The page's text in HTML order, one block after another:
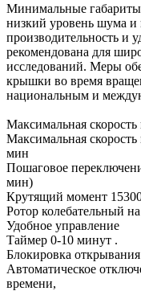
Минимальные габариты
низкий уровень шума
производительность и
рекомендована для
исследований. Меры
крышки во время
национальным и
Максимальная
Максимальная
мин
Пошаговое
мин)
Крутящий момент
Ротор колебательный
Удобное управление
Таймер 0-10 минут .
Блокировка
Автоматическое
времени,